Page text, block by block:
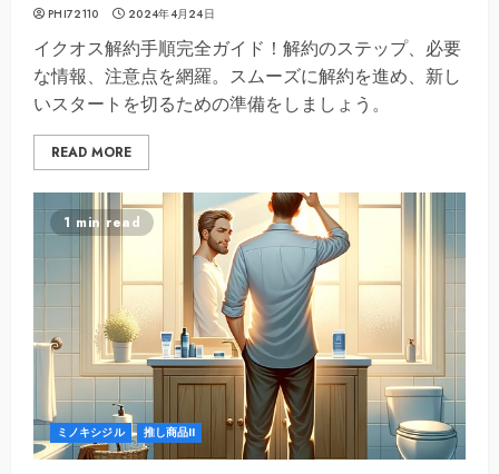
PHI72110 2024年4月24日
イクオス解約手順完全ガイド！解約のステップ、必要
な情報、注意点を網羅。スムーズに解約を進め、新し
いスタートを切るための準備をしましょう。
READ MORE
1 min read
ミノキシジル 推し商品II